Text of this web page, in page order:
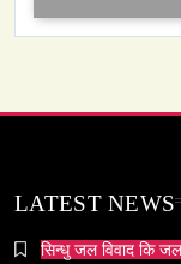
LATEST NEWS
सिन्धु जल विवाद कि